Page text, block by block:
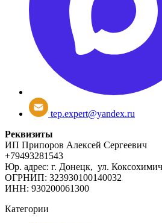
tep.expert@yandex.ru
Реквизиты
ИП Припоров Алексей Сергеевич
+79493281543
Юр. адрес: г. Донецк, ул.
ОГРНИП: 323930100140032
ИНН: 930200061300
Категории